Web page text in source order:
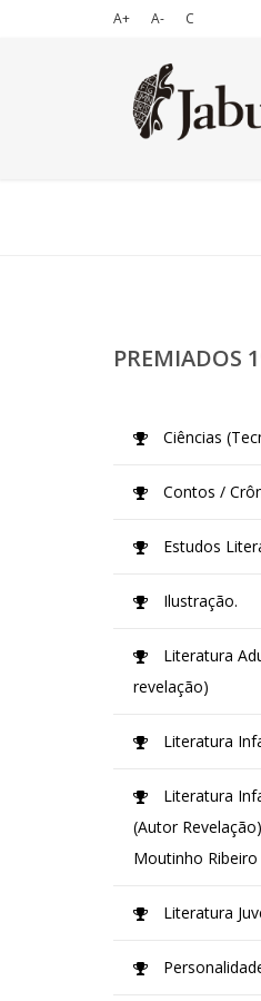
A+ A- C
PREMIADOS
Ciências
Contos /
Estudos
Ilustração.
Literatura
revelação)
Literatura
Literatura
(Autor
Moutinho Ribeiro
Literatura